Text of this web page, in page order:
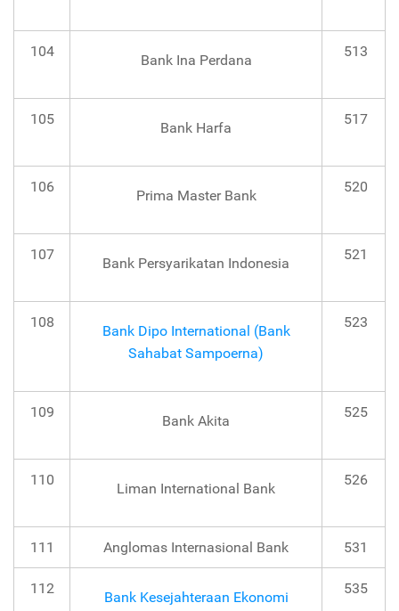
104
Bank Ina Perdana
513
105
Bank Harfa
517
106
Prima Master Bank
520
107
Bank Persyarikatan Indonesia
521
108
Bank Dipo International (Bank
Sahabat Sampoerna)
523
109
Bank Akita
525
110
Liman International Bank
526
111 Anglomas Internasional Bank 531
112
Bank Kesejahteraan Ekonomi
535